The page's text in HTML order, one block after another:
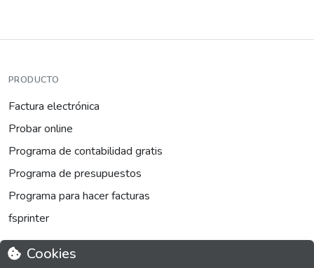
Cookies
PRODUCTO
Factura electrónica
Probar online
Programa de contabilidad gratis
Programa de presupuestos
Programa para hacer facturas
fsprinter